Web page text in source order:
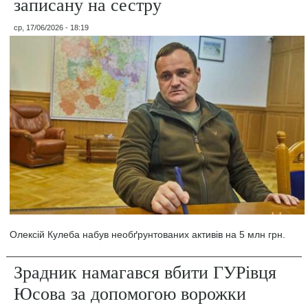
ср, 17/06/2026 - 18:19
Олексій Кулеба набув необґрунтованих активів на 5 млн грн.
Зрадник намагався вбити ГУРівця
Юсова за допомогою ворожки